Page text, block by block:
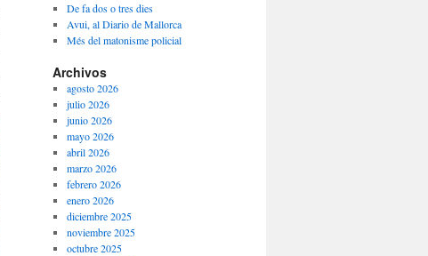
De fa dos o tres dies
Avui, al Diario de Mallorca
Més del matonisme policial
Archivos
agosto 2026
julio 2026
junio 2026
mayo 2026
abril 2026
marzo 2026
febrero 2026
enero 2026
diciembre 2025
noviembre 2025
octubre 2025